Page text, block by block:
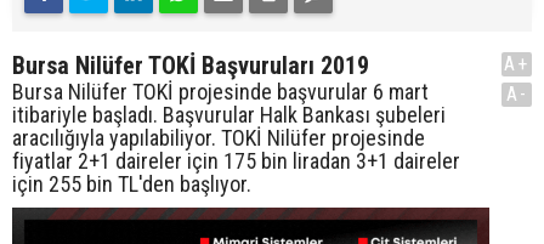
Bursa Nilüfer TOKİ Başvuruları 2019
Bursa Nilüfer TOKİ projesinde başvurular 6 mart
itibariyle başladı. Başvurular Halk Bankası şubeleri
aracılığıyla yapılabiliyor. TOKİ Nilüfer projesinde
fiyatlar 2+1 daireler için 175 bin liradan 3+1 daireler
için 255 bin TL'den başlıyor.
A+
A-